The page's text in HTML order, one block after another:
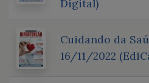
Digital)
Cuidando da
16/11/2022